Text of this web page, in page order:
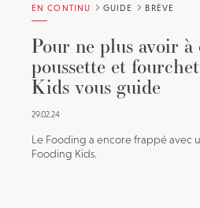
EN CONTINU GUIDE BRÈVE
Pour ne plus avoir
poussette et
Kids vous guide
29.02.24
Le Fooding a encore frappé avec
Fooding Kids.